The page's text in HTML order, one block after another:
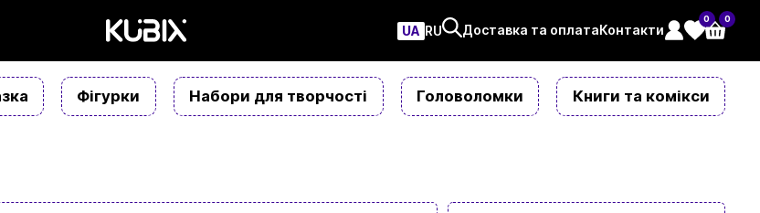
UA ㅤRU Доставка та оплатаКонтакти
0 0
Фігурки Набори для творчості Головоломки Книги та комікси